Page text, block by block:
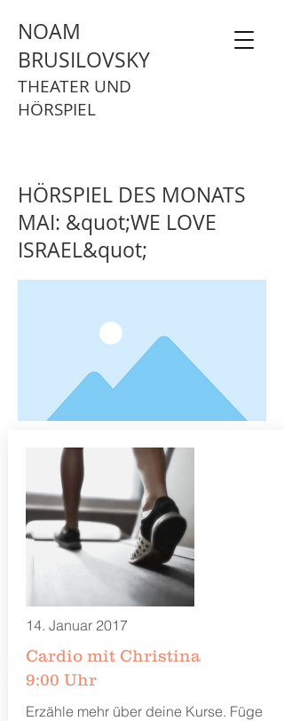
NOAM
BRUSILOVSKY
THEATER UND
HÖRSPIEL
HÖRSPIEL DES MONATS
MAI: &quot;WE LOVE
ISRAEL&quot;
14. Januar 2017
Cardio mit Christina
9:00 Uhr
Erzähle mehr über deine Kurse. Füge